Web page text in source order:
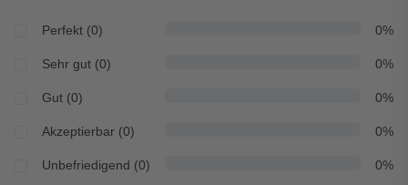
Perfekt (0) 0%
Sehr gut (0) 0%
Gut (0) 0%
Akzeptierbar (0) 0%
Unbefriedigend (0) 0%